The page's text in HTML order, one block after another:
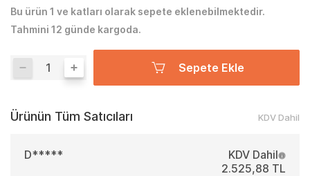
Bu ürün 1 ve katları olarak sepete eklenebilmektedir.
Tahmini 12 günde kargoda.
Sepete Ekle
Ürünün Tüm Satıcıları KDV Dahil
D*****
KDV Dahil
2.525,88 TL